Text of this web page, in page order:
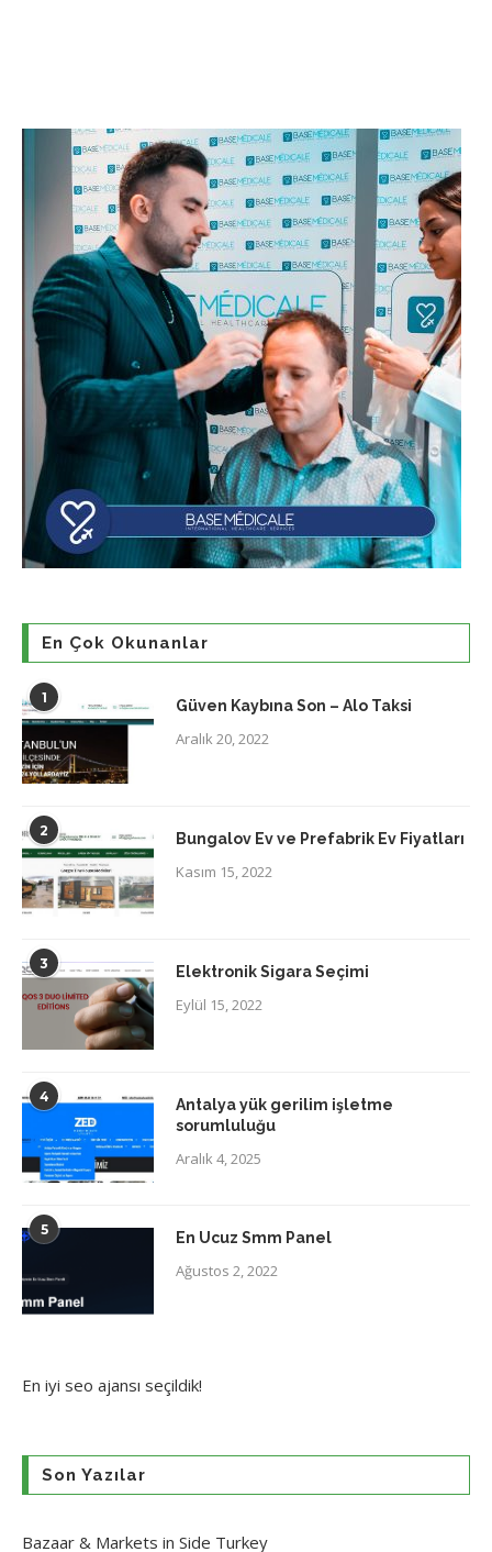
En Çok Okunanlar
1 Güven Kaybına Son – Alo Taksi
Aralık 20, 2022
2 Bungalov Ev ve Prefabrik Ev Fiyatları
Kasım 15, 2022
3 Elektronik Sigara Seçimi
Eylül 15, 2022
4
Antalya yük gerilim işletme
sorumluluğu
Aralık 4, 2025
5 En Ucuz Smm Panel
Ağustos 2, 2022
En iyi seo ajansı seçildik!
Son Yazılar
Bazaar & Markets in Side Turkey